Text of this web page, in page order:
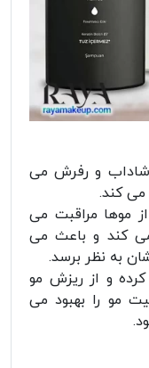
شاداب و رفرش می
کند.
موها مراقبت می
کند و باعث می
به نظر برسد.
و از ریزش مو
مو را بهبود می